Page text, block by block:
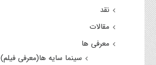
نقد
مقالات
معرفی ها
سینما سایه ها(معرفی فیلم)